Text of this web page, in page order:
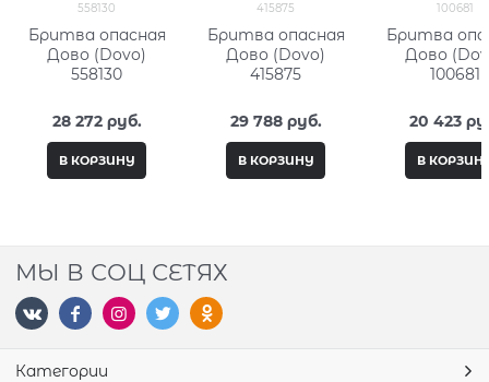
558130
Бритва опасная
Дово (Dovo)
558130
28 272 руб.
В КОРЗИНУ
415875
Бритва опасная
Дово (Dovo)
415875
29 788 руб.
В КОРЗИНУ
100681
Бритва
Дово
100681
20 423
В
МЫ В СОЦ СЕТЯХ
Категории